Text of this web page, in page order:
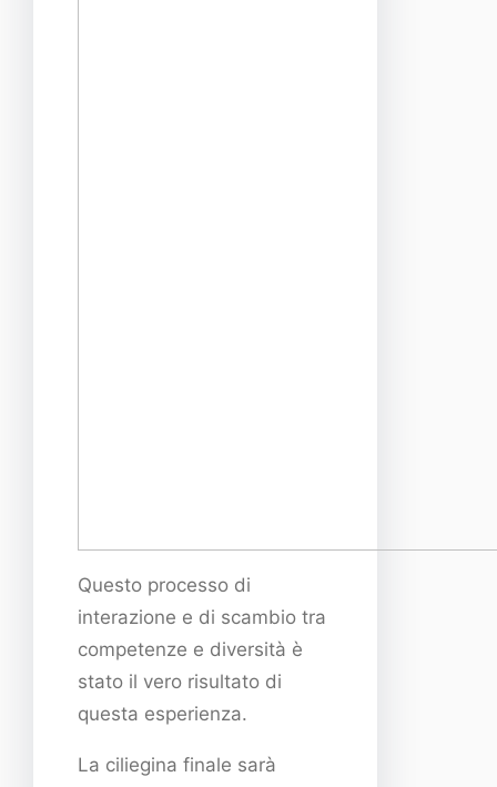
Questo processo di
interazione e di scambio tra
competenze e diversità è
stato il vero risultato di
questa esperienza.
La ciliegina finale sarà